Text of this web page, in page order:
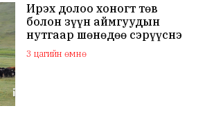
Ирэх долоо хоногт төв
болон зүүн аймгуудын
нутгаар шөнөдөө сэрүүснэ
3 цагийн өмнө